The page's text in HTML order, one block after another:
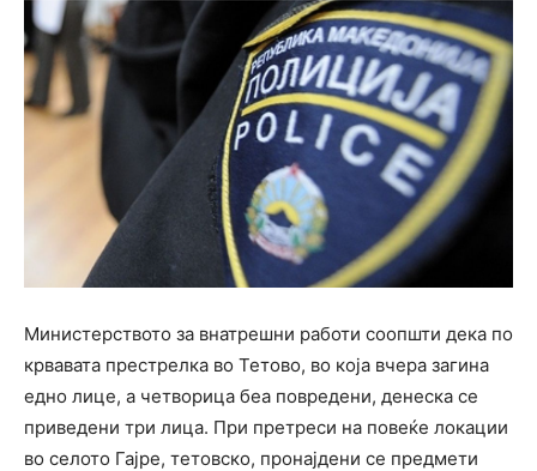
Министерството за внатрешни работи соопшти дека по
крвавата престрелка во Тетово, во која вчера загина
едно лице, а четворица беа повредени, денеска се
приведени три лица. При претреси на повеќе локации
во селото Гајре, тетовско, пронајдени се предмети